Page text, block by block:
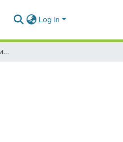
Log In
Расщепляемость протеина комбикормов в зависимости от включаемых азотистых веществ небелковой природы